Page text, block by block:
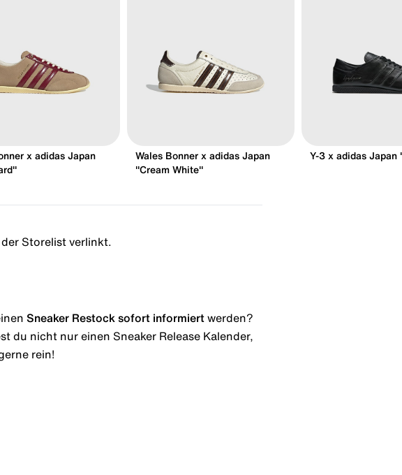
x adidas Japan
Wales Bonner x adidas Japan
"Cream White"
Y-3 x adidas Japan
Storelist verlinkt.
Sneaker Restock sofort informiert werden?
du nicht nur einen Sneaker Release Kalender,
rein!